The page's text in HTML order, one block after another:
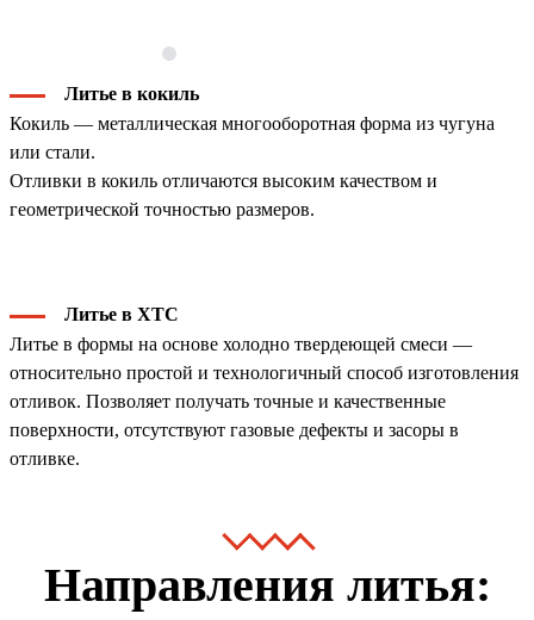
Литье в кокиль
Кокиль — металлическая многооборотная форма из чугуна
или стали.
Отливки в кокиль отличаются высоким качеством и
геометрической точностью размеров.
Литье в ХТС
Литье в формы на основе холодно твердеющей смеси —
относительно простой и технологичный способ изготовления
отливок. Позволяет получать точные и качественные
поверхности, отсутствуют газовые дефекты и засоры в
отливке.
Направления литья: